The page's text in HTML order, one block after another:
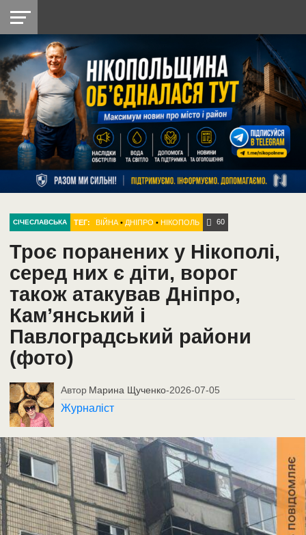
НІКОПОЛЬ
РАЙОН
СІЧЕСЛАВСЬКА
УКРАЇНА
РЕТРО
НІКОПОЛЬ
ЛАЙТ
УКРАЇНА
ДОПОМОГА
РАДІО
СІЧЕСЛАВСЬКА ТЕГ: ВІЙНА • ДНІПРО •НІКОПОЛЬ 60
Троє поранених у Нікополі,
серед них є діти, ворог
також атакував Дніпро,
Кам’янський і
Павлоградський райони
(фото)
Автор Марина Щученко-2026-07-05
Журналіст